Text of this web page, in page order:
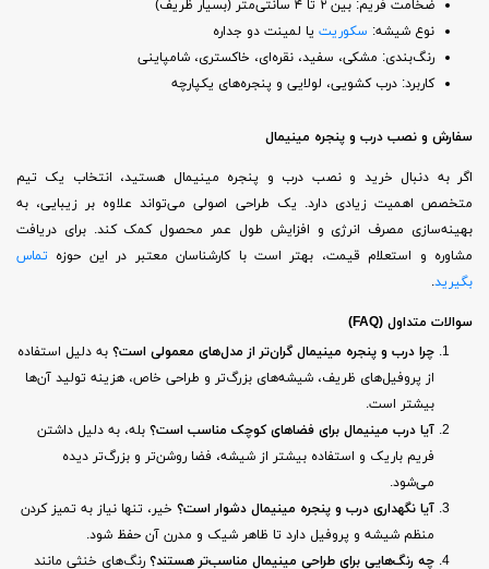
ضخامت فریم: بین ۲ تا ۴ سانتی‌متر (بسیار ظریف)
نوع شیشه: سکوریت یا لمینت دو جداره
رنگ‌بندی: مشکی، سفید، نقره‌ای، خاکستری، شامپاینی
کاربرد: درب کشویی، لولایی و پنجره‌های یکپارچه
سفارش و نصب درب و پنجره مینیمال
اگر به دنبال خرید و نصب درب و پنجره مینیمال هستید، انتخاب یک تیم
متخصص اهمیت زیادی دارد. یک طراحی اصولی می‌تواند علاوه بر زیبایی، به
بهینه‌سازی مصرف انرژی و افزایش طول عمر محصول کمک کند. برای دریافت
مشاوره و استعلام قیمت، بهتر است با کارشناسان معتبر در این حوزه تماس
بگیرید.
سوالات متداول (FAQ)
چرا درب و پنجره مینیمال گران‌تر از مدل‌های معمولی است؟ به دلیل استفاده
از پروفیل‌های ظریف، شیشه‌های بزرگ‌تر و طراحی خاص، هزینه تولید آن‌ها
بیشتر است.
آیا درب مینیمال برای فضاهای کوچک مناسب است؟ بله، به دلیل داشتن
فریم باریک و استفاده بیشتر از شیشه، فضا روشن‌تر و بزرگ‌تر دیده
می‌شود.
آیا نگهداری درب و پنجره مینیمال دشوار است؟ خیر، تنها نیاز به تمیز کردن
منظم شیشه و پروفیل دارد تا ظاهر شیک و مدرن آن حفظ شود.
چه رنگ‌هایی برای طراحی مینیمال مناسب‌تر هستند؟ رنگ‌های خنثی مانند